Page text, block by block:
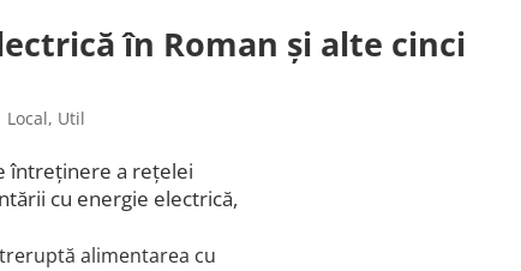
în Roman și alte cinci
Local, Util
întreținere a rețelei
cu energie electrică,
alimentarea cu